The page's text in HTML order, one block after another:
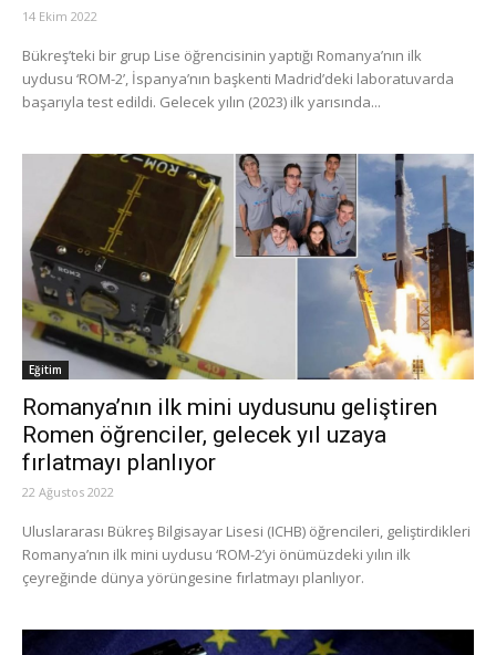
14 Ekim 2022
Bükreş’teki bir grup Lise öğrencisinin yaptığı Romanya’nın ilk
uydusu ‘ROM-2’, İspanya’nın başkenti Madrid’deki laboratuvarda
başarıyla test edildi. Gelecek yılın (2023) ilk yarısında...
Eğitim
Romanya’nın ilk mini uydusunu geliştiren
Romen öğrenciler, gelecek yıl uzaya
fırlatmayı planlıyor
22 Ağustos 2022
Uluslararası Bükreş Bilgisayar Lisesi (ICHB) öğrencileri, geliştirdikleri
Romanya’nın ilk mini uydusu ‘ROM-2’yi önümüzdeki yılın ilk
çeyreğinde dünya yörüngesine fırlatmayı planlıyor.